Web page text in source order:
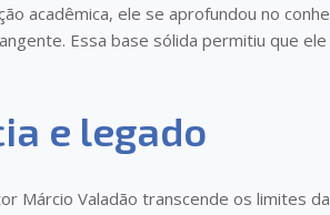
acadêmica, ele se aprofundou no
Essa base sólida permitiu que
e legado
Márcio Valadão transcende os limites